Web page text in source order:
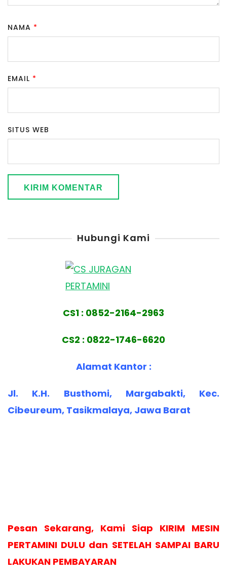
NAMA *
EMAIL *
SITUS WEB
Hubungi Kami
CS1 : 0852-2164-2963
CS2 : 0822-1746-6620
Alamat Kantor :
Jl. K.H. Busthomi, Margabakti, Kec.
Cibeureum, Tasikmalaya, Jawa Barat
Pesan Sekarang, Kami Siap KIRIM MESIN
PERTAMINI DULU dan SETELAH SAMPAI BARU
LAKUKAN PEMBAYARAN